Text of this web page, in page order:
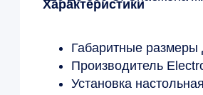
Характеристики
Габаритные
Производитель
Установка настольная